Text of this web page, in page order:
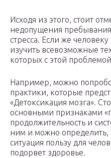
Исходя из этого, стоит
недопущения пребывания
стресса. Если же
изучить всевозможные
которых с этой
Например, можно
практики, которые
«Детоксикация мозга».
основными признаками
продолжительность и
ним и можно определить,
ситуация пользу для
подорвет здоровье.